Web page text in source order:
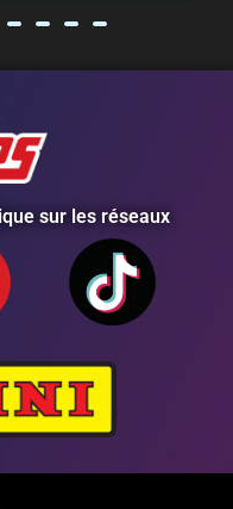
sur les réseaux